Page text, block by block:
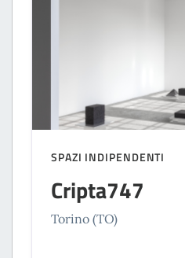
SPAZI INDIPENDENTI
Cripta747
Torino (TO)